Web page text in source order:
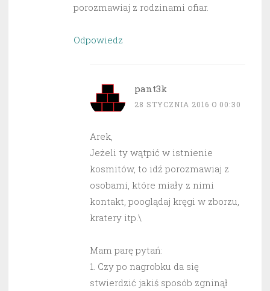
porozmawiaj z rodzinami ofiar.
Odpowiedz
pant3k
28 STYCZNIA 2016 O 00:30
Arek,
Jeżeli ty wątpić w istnienie
kosmitów, to idź porozmawiaj z
osobami, które miały z nimi
kontakt, pooglądaj kręgi w zborzu,
kratery itp.\
Mam parę pytań:
1. Czy po nagrobku da się
stwierdzić jakiś sposób zgninął